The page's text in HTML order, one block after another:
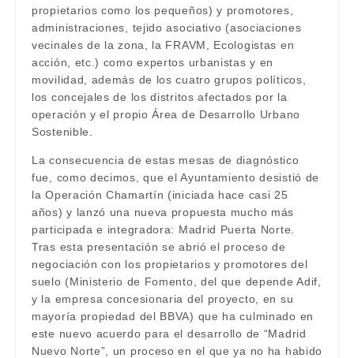
propietarios como los pequeños) y promotores,
administraciones, tejido asociativo (asociaciones
vecinales de la zona, la FRAVM, Ecologistas en
acción, etc.) como expertos urbanistas y en
movilidad, además de los cuatro grupos políticos,
los concejales de los distritos afectados por la
operación y el propio Área de Desarrollo Urbano
Sostenible.
La consecuencia de estas mesas de diagnóstico
fue, como decimos, que el Ayuntamiento desistió de
la Operación Chamartín (iniciada hace casi 25
años) y lanzó una nueva propuesta mucho más
participada e integradora: Madrid Puerta Norte.
Tras esta presentación se abrió el proceso de
negociación con los propietarios y promotores del
suelo (Ministerio de Fomento, del que depende Adif,
y la empresa concesionaria del proyecto, en su
mayoría propiedad del BBVA) que ha culminado en
este nuevo acuerdo para el desarrollo de “Madrid
Nuevo Norte”, un proceso en el que ya no ha habido